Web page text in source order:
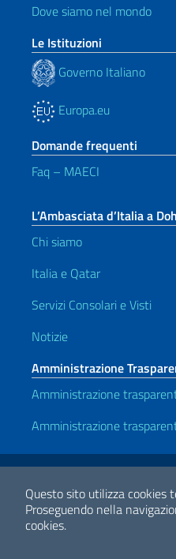
Questo sito utilizza cookies
Proseguendo nella
cookies.
Dove siamo nel mondo
Le Istituzioni
Governo Italiano
Europa.eu
Domande frequenti
Faq – MAECI
L’Ambasciata d’Italia a
Chi siamo
Italia e Qatar
Servizi Consolari e Visti
Notizie
Amministrazione
Amministrazione
Amministrazione
Link Utili